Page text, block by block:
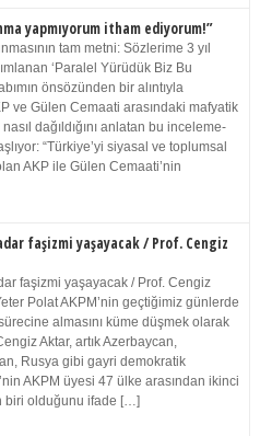
yapmıyorum itham ediyorum!”
tam metni: Sözlerime 3 yıl
‘Paralel Yürüdük Biz Bu
önsözünden bir alıntıyla
ve Gülen Cemaati arasındaki mafyatik
nasıl dağıldığını anlatan bu inceleme-
“Türkiye’yi siyasal ve toplumsal
AKP ile Gülen Cemaati’nin
faşizmi yaşayacak / Prof. Cengiz
faşizmi yaşayacak / Prof. Cengiz
Polat AKPM’nin geçtiğimiz günlerde
almasını küme düşmek olarak
Aktar, artık Azerbaycan,
Rusya gibi gayri demokratik
AKPM üyesi 47 ülke arasından ikinci
biri olduğunu ifade […]